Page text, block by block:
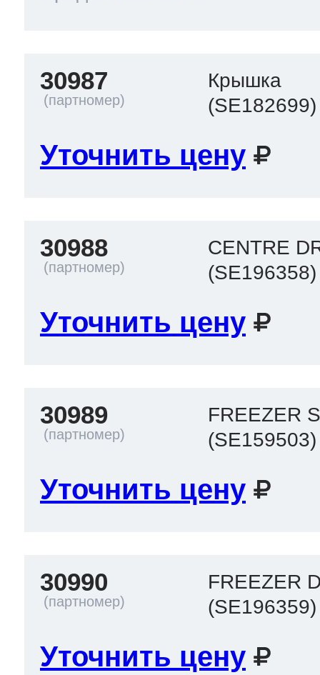
30987
Крышка
(SE182699)
Уточнить цену
30988
CENTRE
(SE196358)
Уточнить цену
30989
FREEZER
(SE159503)
Уточнить цену
30990
FREEZER
(SE196359)
Уточнить цену